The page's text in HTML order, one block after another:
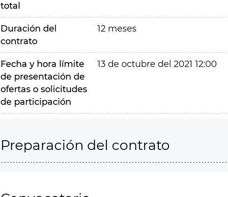
total
Duración del
contrato
12 meses
Fecha y hora límite
de presentación de
ofertas o solicitudes
de participación
13 de octubre del 2021 12:00
Preparación del contrato